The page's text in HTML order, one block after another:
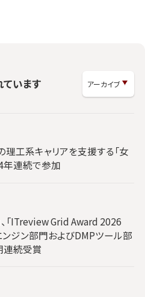
います
理工系キャリアを支援する「女
年連続で参加
「ITreview Grid Award 2026
ンジン部門およびDMPツール部
連続受賞